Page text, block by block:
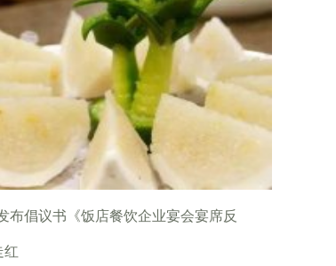
布倡议书《饭店餐饮企业宴会宴席反
红